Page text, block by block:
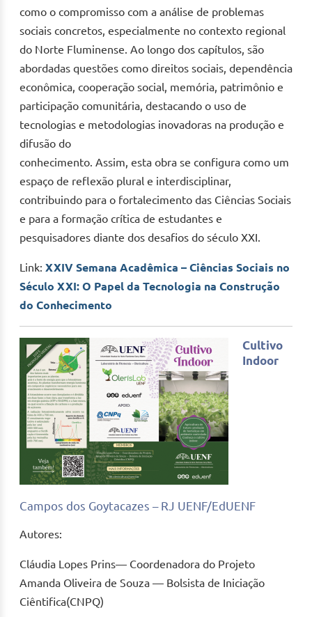
como o compromisso com a análise de problemas
sociais concretos, especialmente no contexto regional
do Norte Fluminense. Ao longo dos capítulos, são
abordadas questões como direitos sociais, dependência
econômica, cooperação social, memória, patrimônio e
participação comunitária, destacando o uso de
tecnologias e metodologias inovadoras na produção e
difusão do
conhecimento. Assim, esta obra se configura como um
espaço de reflexão plural e interdisciplinar,
contribuindo para o fortalecimento das Ciências Sociais
e para a formação crítica de estudantes e
pesquisadores diante dos desafios do século XXI.
Link: XXIV Semana Acadêmica – Ciências Sociais no
Século XXI: O Papel da Tecnologia na Construção
do Conhecimento
Cultivo
Indoor
Campos dos Goytacazes – RJ UENF/EdUENF
Autores:
Cláudia Lopes Prins— Coordenadora do Projeto
Amanda Oliveira de Souza — Bolsista de Iniciação
Ciêntifica(CNPQ)